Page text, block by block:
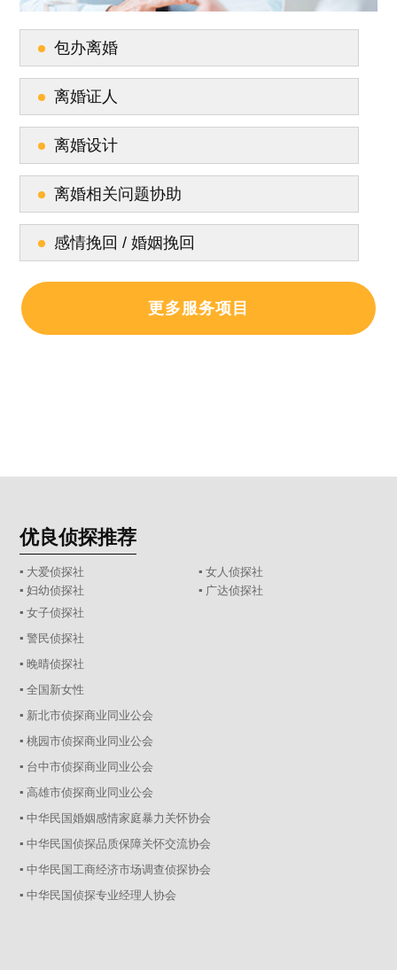
包办离婚
离婚证人
离婚设计
离婚相关问题协助
感情挽回 / 婚姻挽回
更多服务项目
优良侦探推荐
▪ 大爱侦探社
▪ 女人侦探社
▪ 妇幼侦探社
▪ 广达侦探社
▪ 女子侦探社
▪ 警民侦探社
▪ 晚晴侦探社
▪ 全国新女性
▪ 新北市侦探商业同业公会
▪ 桃园市侦探商业同业公会
▪ 台中市侦探商业同业公会
▪ 高雄市侦探商业同业公会
▪ 中华民国婚姻感情家庭暴力关怀协会
▪ 中华民国侦探品质保障关怀交流协会
▪ 中华民国工商经济市场调查侦探协会
▪ 中华民国侦探专业经理人协会